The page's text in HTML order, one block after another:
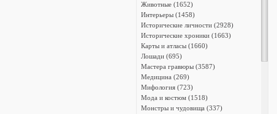
Животные (1652)
Интерьеры (1458)
Исторические личности (2928)
Исторические хроники (1663)
Карты и атласы (1660)
Лошади (695)
Мастера гравюры (3587)
Медицина (269)
Мифология (723)
Мода и костюм (1518)
Монстры и чудовища (337)